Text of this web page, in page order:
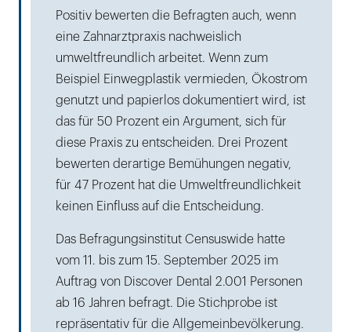
Positiv bewerten die Befragten auch, wenn
eine Zahnarztpraxis nachweislich
umweltfreundlich arbeitet. Wenn zum
Beispiel Einwegplastik vermieden, Ökostrom
genutzt und papierlos dokumentiert wird, ist
das für 50 Prozent ein Argument, sich für
diese Praxis zu entscheiden. Drei Prozent
bewerten derartige Bemühungen negativ,
für 47 Prozent hat die Umweltfreundlichkeit
keinen Einfluss auf die Entscheidung.
Das Befragungsinstitut Censuswide hatte
vom 11. bis zum 15. September 2025 im
Auftrag von Discover Dental 2.001 Personen
ab 16 Jahren befragt. Die Stichprobe ist
repräsentativ für die Allgemeinbevölkerung.